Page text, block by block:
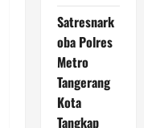
Satresnark
oba Polres
Metro
Tangerang
Kota
Tangkap